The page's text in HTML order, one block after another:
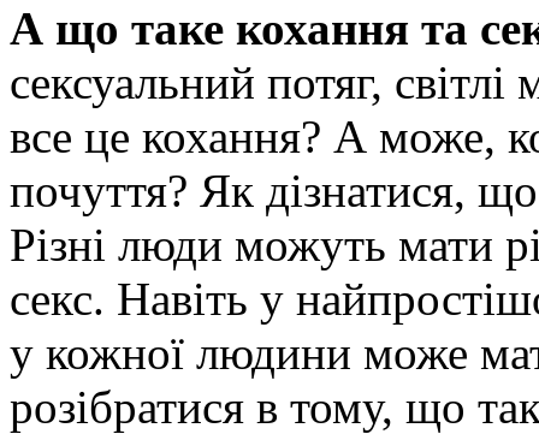
А що таке кохання та
сексуальний потяг,
все це кохання? А може,
почуття? Як дізнатися,
Різні люди можуть мати
секс. Навіть у
у кожної людини може
розібратися в тому, що